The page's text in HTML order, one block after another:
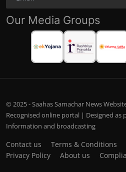
Our Media Groups
© 2025 - Saahas Samachar News
Recognised online portal | Designed as
Information and broadcasting
Contact us Terms & Conditions
Privacy Policy
About us